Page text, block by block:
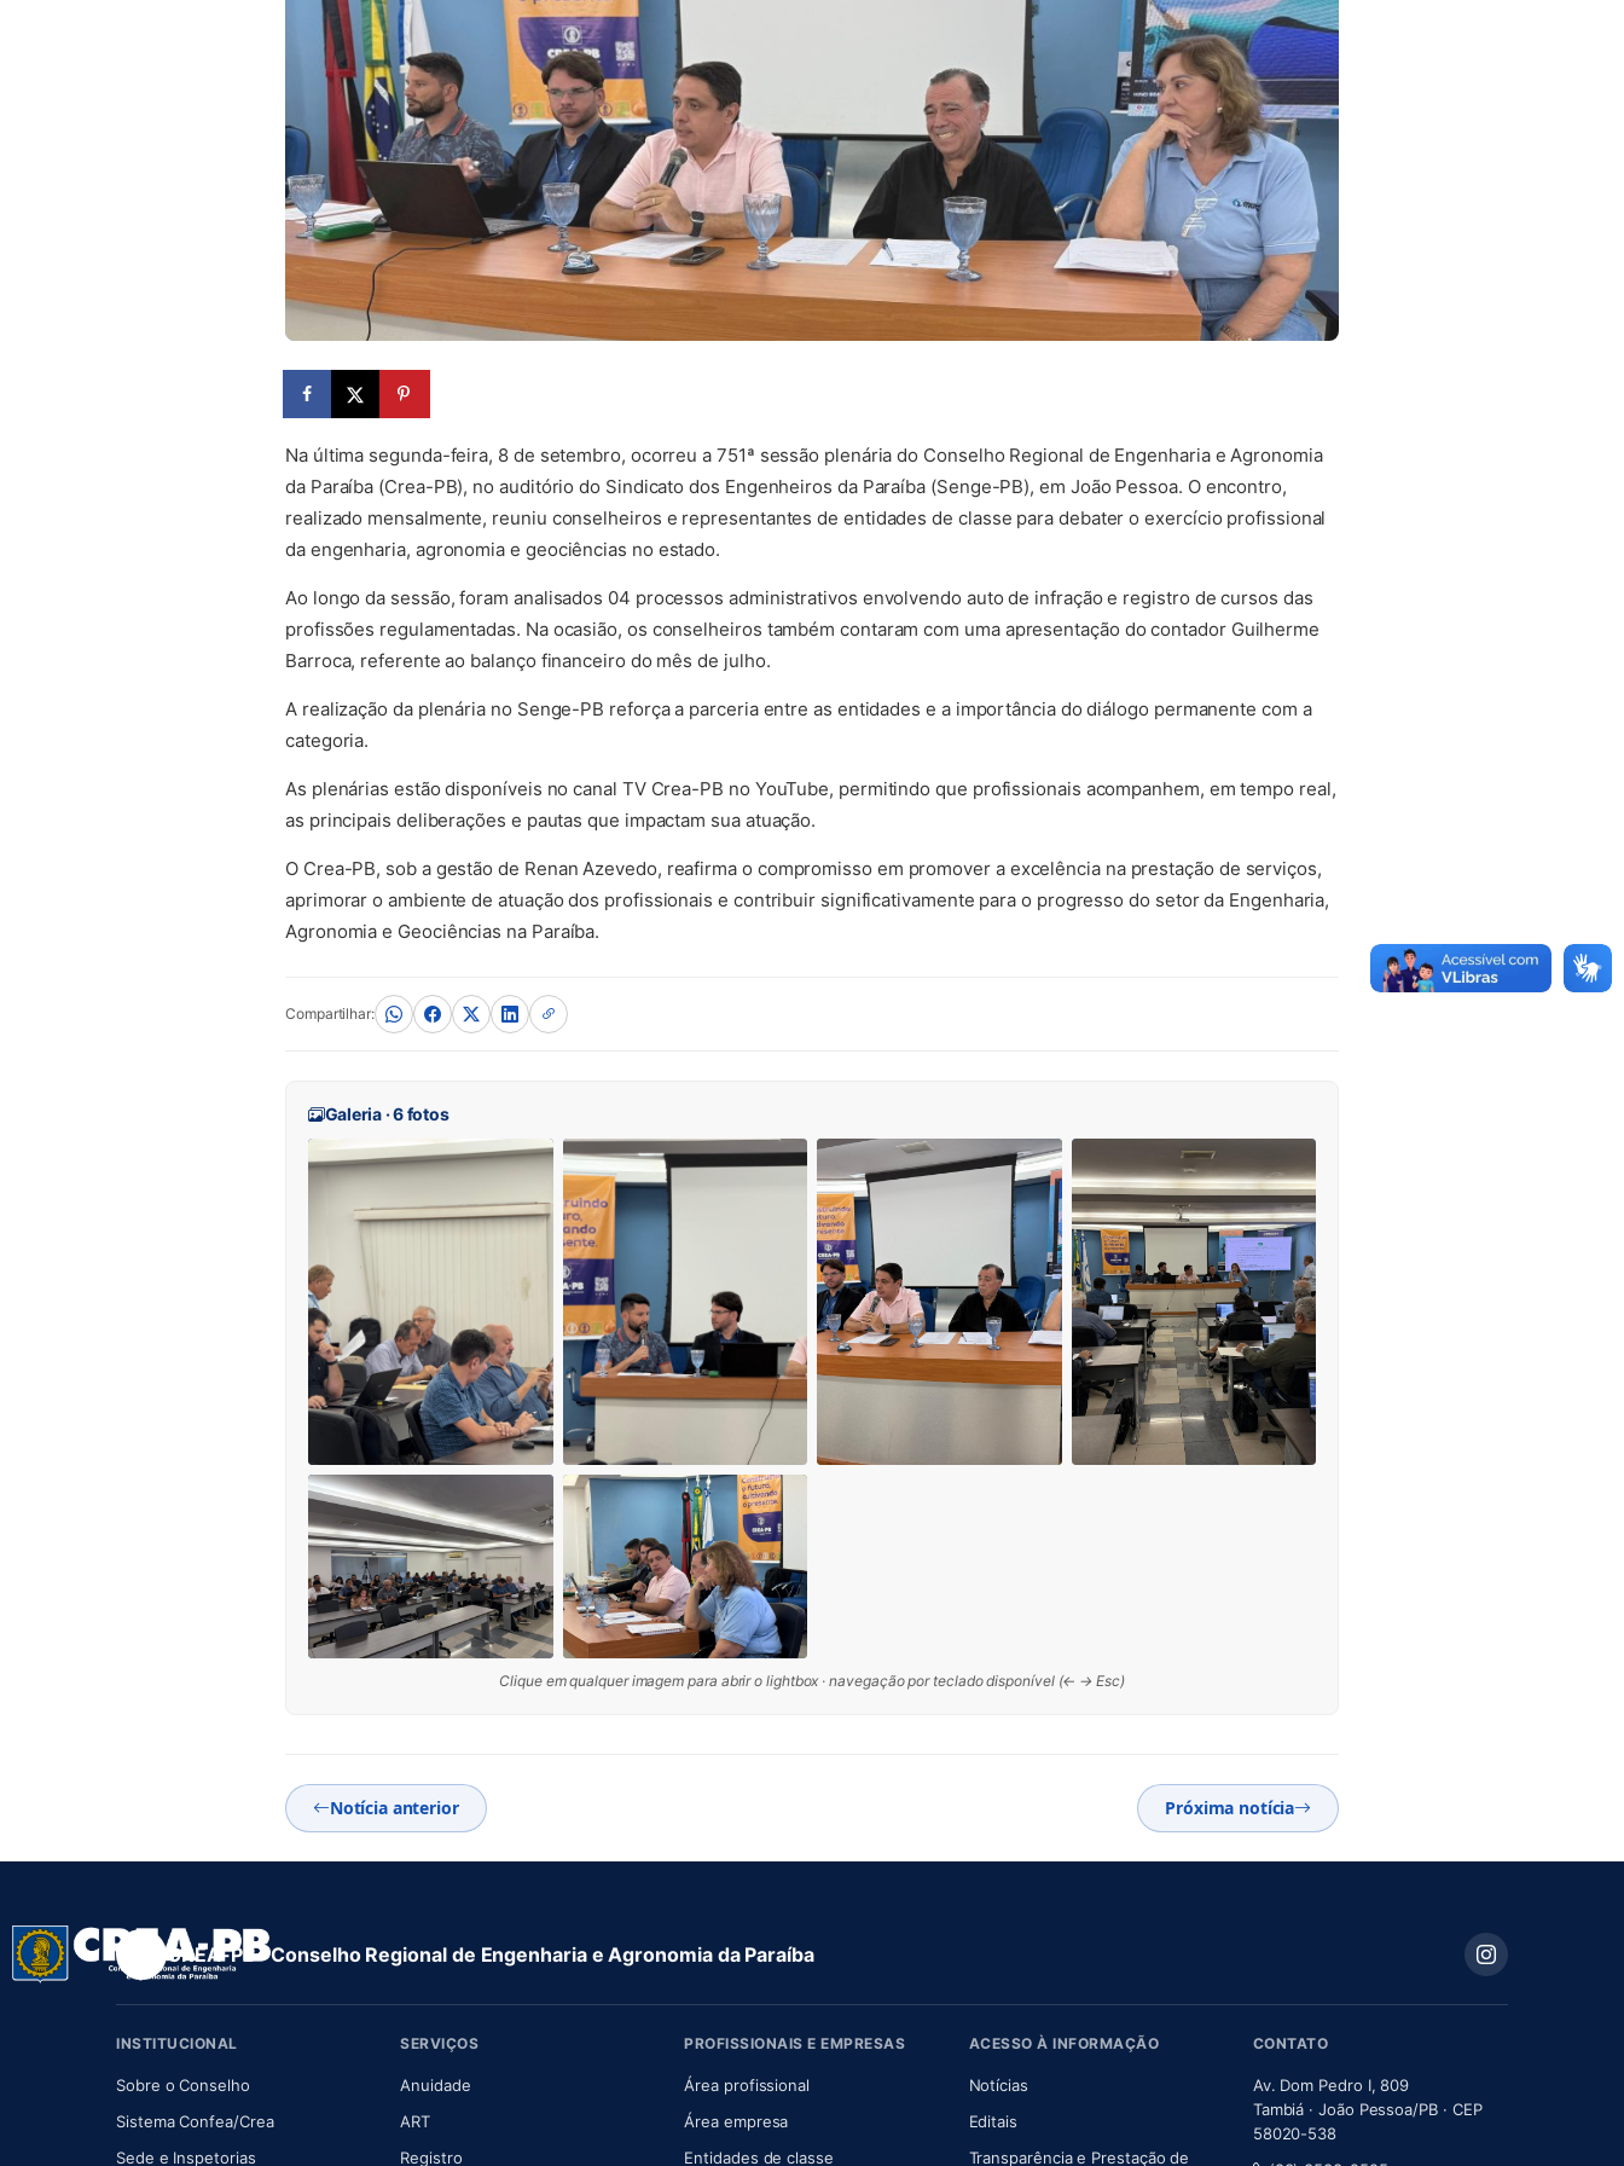
Na última segunda-feira, 8 de setembro, ocorreu a 751ª sessão plenária do Conselho Regional de Engenharia e Agronomia
da Paraíba (Crea-PB), no auditório do Sindicato dos Engenheiros da Paraíba (Senge-PB), em João Pessoa. O encontro,
realizado mensalmente, reuniu conselheiros e representantes de entidades de classe para debater o exercício profissional
da engenharia, agronomia e geociências no estado.
Ao longo da sessão, foram analisados 04 processos administrativos envolvendo auto de infração e registro de cursos das
profissões regulamentadas. Na ocasião, os conselheiros também contaram com uma apresentação do contador Guilherme
Barroca, referente ao balanço financeiro do mês de julho.
A realização da plenária no Senge-PB reforça a parceria entre as entidades e a importância do diálogo permanente com a
categoria.
As plenárias estão disponíveis no canal TV Crea-PB no YouTube, permitindo que profissionais acompanhem, em tempo real,
as principais deliberações e pautas que impactam sua atuação.
O Crea-PB, sob a gestão de Renan Azevedo, reafirma o compromisso em promover a excelência na prestação de serviços,
aprimorar o ambiente de atuação dos profissionais e contribuir significativamente para o progresso do setor da Engenharia,
Agronomia e Geociências na Paraíba.
Compartilhar:
Galeria · 6 fotos
Clique em qualquer imagem para abrir o lightbox · navegação por teclado disponível (← → Esc)
Notícia anterior Próxima notícia
CREA-PB · Conselho Regional de Engenharia e Agronomia da Paraíba
INSTITUCIONAL
Sobre o Conselho(abre em nova aba)
Sistema Confea/Crea(abre em nova aba)
Sede e Inspetorias
SERVIÇOS
Anuidade(abre em nova aba)
ART(abre em nova aba)
Registro
PROFISSIONAIS E EMPRESAS
Área profissional
Área empresa
Entidades de classe
ACESSO À INFORMAÇÃO
Notícias
Editais
Transparência e Prestação de
CONTATO
Av. Dom Pedro I, 809
Tambiá · João Pessoa/PB · CEP
58020-538